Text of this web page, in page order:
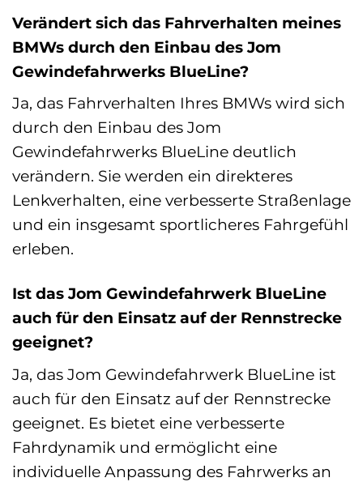
Verändert sich das Fahrverhalten meines
BMWs durch den Einbau des Jom
Gewindefahrwerks BlueLine?
Ja, das Fahrverhalten Ihres BMWs wird sich
durch den Einbau des Jom
Gewindefahrwerks BlueLine deutlich
verändern. Sie werden ein direkteres
Lenkverhalten, eine verbesserte Straßenlage
und ein insgesamt sportlicheres Fahrgefühl
erleben.
Ist das Jom Gewindefahrwerk BlueLine
auch für den Einsatz auf der Rennstrecke
geeignet?
Ja, das Jom Gewindefahrwerk BlueLine ist
auch für den Einsatz auf der Rennstrecke
geeignet. Es bietet eine verbesserte
Fahrdynamik und ermöglicht eine
individuelle Anpassung des Fahrwerks an